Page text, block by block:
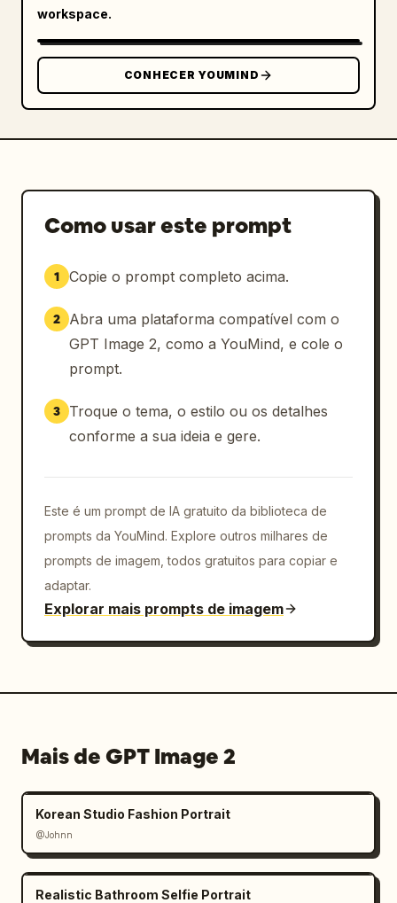
simétrica, mas com um aspecto naturalmente
habitado, sem pessoas fisicamente presentes,
sem marca d'água visível, sem textos extras
legíveis, exceto por marcas de hardware
sutis, e sem bagunça além dos objetos
workspace.
CONHECER YOUMIND
Como usar este prompt
1 Copie o prompt completo acima.
2
Abra uma plataforma compatível com o
GPT Image 2, como a YouMind, e cole o
prompt.
3
Troque o tema, o estilo ou os detalhes
conforme a sua ideia e gere.
Este é um prompt de IA gratuito da biblioteca de
prompts da YouMind. Explore outros milhares de
prompts de imagem, todos gratuitos para copiar e
adaptar.
Explorar mais prompts de imagem
Mais de GPT Image 2
Korean Studio Fashion Portrait
@Johnn
Realistic Bathroom Selfie Portrait